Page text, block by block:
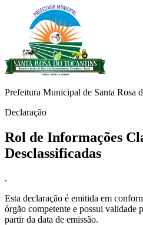
Prefeitura Municipal de Santa Rosa
Declaração
Rol de Informações
Desclassificadas
.
Esta declaração é emitida em
órgão competente e possui validade
partir da data de emissão.